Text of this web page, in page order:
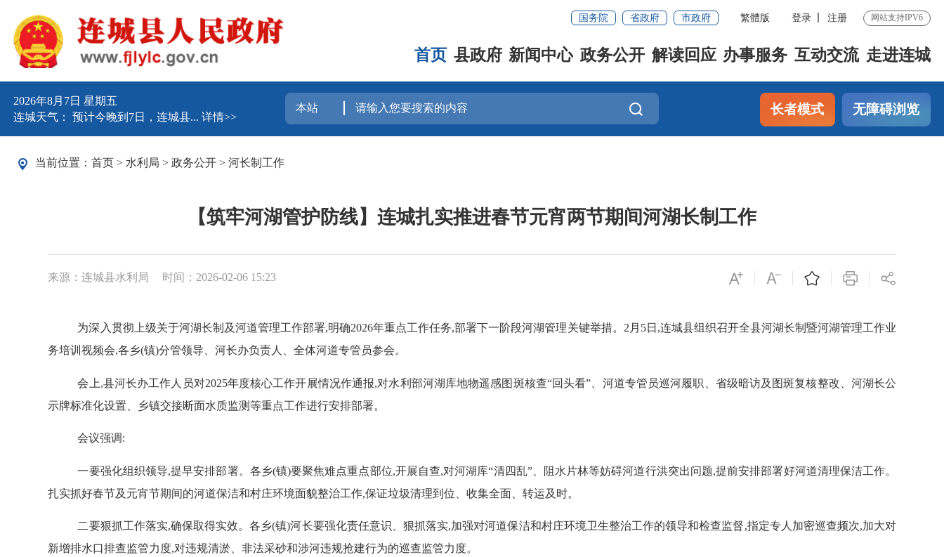
国务院 省政府 市政府 繁體版 登录 注册 网站支持IPV6
首页 县政府 新闻中心 政务公开 解读回应 办事服务 互动交流 走进连城
2026年8月7日 星期五
连城天气： 预计今晚到7日，连城县...详情>>
长者模式 无障碍浏览
当前位置： 首页 > 水利局 > 政务公开 > 河长制工作
【筑牢河湖管护防线】连城扎实推进春节元宵两节期间河湖长制工作
来源：连城县水利局 时间：2026-02-06 15:23
为深入贯彻上级关于河湖长制及河道管理工作部署,明确2026年重点工作任务,部署下一阶段河湖管理关键举措。2月5日,连城县组织召开全县河湖长制暨河湖管理工作业
务培训视频会,各乡(镇)分管领导、河长办负责人、全体河道专管员参会。
会上,县河长办工作人员对2025年度核心工作开展情况作通报,对水利部河湖库地物遥感图斑核查“回头看”、河道专管员巡河履职、省级暗访及图斑复核整改、河湖长公
示牌标准化设置、乡镇交接断面水质监测等重点工作进行安排部署。
会议强调:
一要强化组织领导,提早安排部署。各乡(镇)要聚焦难点重点部位,开展自查,对河湖库“清四乱”、阻水片林等妨碍河道行洪突出问题,提前安排部署好河道清理保洁工作。
扎实抓好春节及元宵节期间的河道保洁和村庄环境面貌整治工作,保证垃圾清理到位、收集全面、转运及时。
二要狠抓工作落实,确保取得实效。各乡(镇)河长要强化责任意识、狠抓落实,加强对河道保洁和村庄环境卫生整治工作的领导和检查监督,指定专人加密巡查频次,加大对
新增排水口排查监管力度,对违规清淤、非法采砂和涉河违规抢建行为的巡查监管力度。